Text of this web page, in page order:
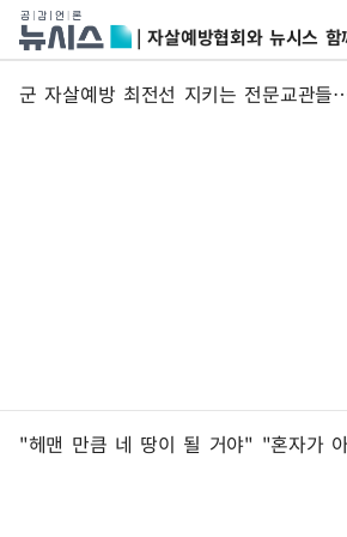
| 자살예방협회와 뉴시스 함
군 자살예방 최전선 지키는 전문교관들
"헤맨 만큼 네 땅이 될 거야" "혼자가